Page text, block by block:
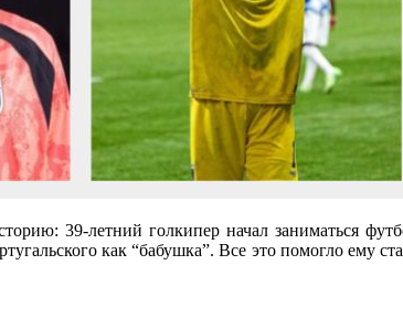
39-летний голкипер начал заниматься
как “бабушка”. Все это помогло ему